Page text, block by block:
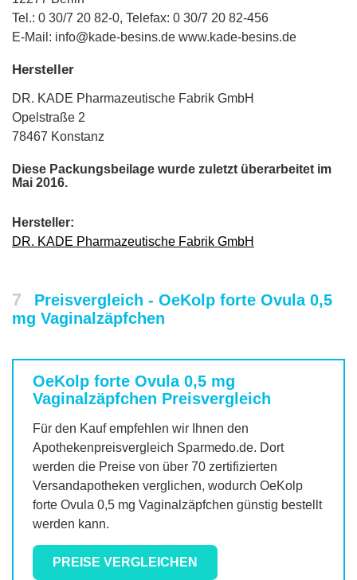
Tel.: 0 30/7 20 82-0, Telefax: 0 30/7 20 82-456
E-Mail: info@kade-besins.de www.kade-besins.de
Hersteller
DR. KADE Pharmazeutische Fabrik GmbH
Opelstraße 2
78467 Konstanz
Diese Packungsbeilage wurde zuletzt überarbeitet im
Mai 2016.
Hersteller:
DR. KADE Pharmazeutische Fabrik GmbH
7
Preisvergleich - OeKolp forte Ovula 0,5
mg Vaginalzäpfchen
OeKolp forte Ovula 0,5 mg
Vaginalzäpfchen Preisvergleich
Für den Kauf empfehlen wir Ihnen den
Apothekenpreisvergleich Sparmedo.de. Dort
werden die Preise von über 70 zertifizierten
Versandapotheken verglichen, wodurch OeKolp
forte Ovula 0,5 mg Vaginalzäpfchen günstig bestellt
werden kann.
PREISE VERGLEICHEN